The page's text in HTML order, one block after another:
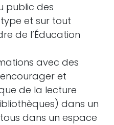
public des
et sur tout
de l’Éducation
avec des
et
de la lecture
dans un
dans un espace